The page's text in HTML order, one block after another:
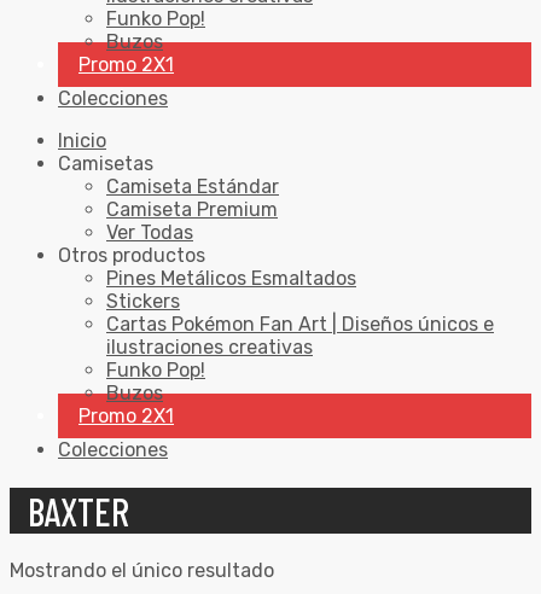
Funko Pop!
Buzos
Promo 2X1
Colecciones
Inicio
Camisetas
Camiseta Estándar
Camiseta Premium
Ver Todas
Otros productos
Pines Metálicos Esmaltados
Stickers
Cartas Pokémon Fan Art | Diseños únicos e
ilustraciones creativas
Funko Pop!
Buzos
Promo 2X1
Colecciones
BAXTER
Mostrando el único resultado